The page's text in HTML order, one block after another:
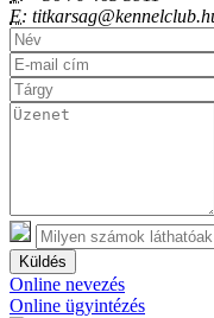
E:
Küldés
Online nevezés
Online ügyintézés